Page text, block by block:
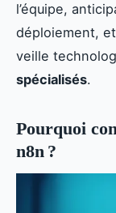
l’équipe,
déploiement,
veille
spécialisés.
Pourquoi
n8n ?